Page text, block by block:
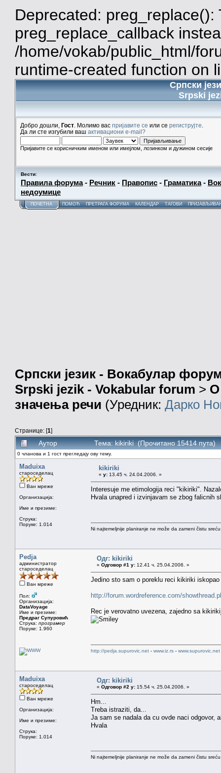
Deprecated:
preg_replace_callback
/home/vokab/public_html/
runtime-created function on
Српски
Srpski
Добро дошли, Гост . Молимо вас пријавите се или се региструјте
Да ли сте изгубили ваш активациони e-mail?
Пријавите се корисничким именом или имејлом, лозинком и дужином сесије
Вести:
Правила форума- Речник - Правопис - Граматика-
недоумице
ПОЧЕТНА ПОМОЋ ПРЕТРАГА ФОРУМА КАЛЕНДАР ТАГОВИ
Српски језик - Вокабулар
Srpski jezik - Vokabular forum > О
значења речи (Уредник: Дарко
Странице: [1]
Аутор Тема: kikiriki (Прочитано 15414 пута)
0 чланова и 1 гост прегледају ову тему.
Maduixa
староседелац
Ван мреже
Организација:
Име и презиме:
Струка:
Поруке: 1.014
kikiriki
« у: 13.45 ч. 24.04.2006. »
Interesuje me etimologija reci "kikiriki".
Hvala unapred i izvinjavam se zbog falicnih
Ni najtemeljnije planiranje ne može da zameni čistu
Pedja
администратор
староседелац
Ван мреже
Пол:
Организација:
DataVoyage
Име и презиме:
Предраг Супуровић
Струка: програмер
Поруке: 1.960
Одг: kikiriki
« Одговор #1 у: 12.41 ч. 25.04.2006. »
Jedino sto sam o poreklu reci kikiriki
http://forum.wordreference.com/
Rec je verovatno uvezena, zajedno sa
http://pedja.supurovic.net - www.iz.rs - www.supurovic.net
Maduixa
староседелац
Ван мреже
Организација:
Име и презиме:
Струка:
Поруке: 1.014
Одг: kikiriki
« Одговор #2 у: 15.54 ч. 25.04.2006. »
Hm...
Treba istraziti, da...
Ja sam se nadala da cu ovde naci odgovor,
Hvala
Ni najtemeljnije planiranje ne može da zameni čistu